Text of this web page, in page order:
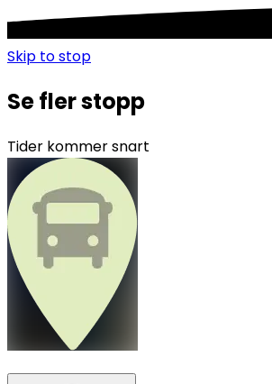
Skip tostop
Se fler stopp
Tider kommer snart